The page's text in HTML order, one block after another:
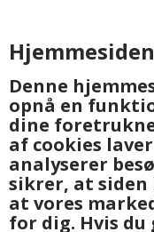
Denne
opnå en
dine
af cookies
analyserer
sikrer, at siden
at vores
for dig. Hvis
Forside»Husholdning